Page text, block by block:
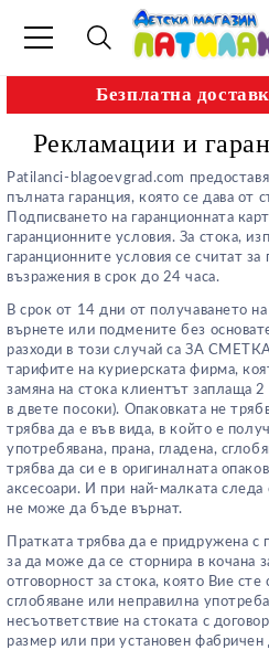
Безплатна
Рекламации и
Patilanci-blagoevgrad.com
пълната гаранция, която се дава от
Подписването на гаранционната
гаранционните условия. За стока,
гаранционните условия се считат
възражения в срок до 24 часа.
В срок от 14 дни от получаването
върнете или подмените без
разходи в този случай са ЗА
тарифите на куриерската фирма,
замяна на стока клиентът заплаща
в двете посоки). Опаковката не
трябва да е във вида, в който е
употребявана, прана, гладена,
трябва да си е в оригиналната
аксесоари. И при най-малката следа
не може да бъде върнат.
Пратката трябва да е придружена
за да може да се сторнира в кочана
отговорност за стока, която Вие
сглобяване или неправилна
несъответствие на стоката с
размер или при установен